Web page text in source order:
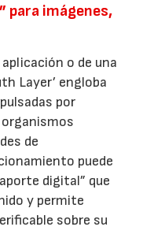
para imágenes,
o de una
Layer’ engloba
por
de
puede
digital” que
y permite
sobre su